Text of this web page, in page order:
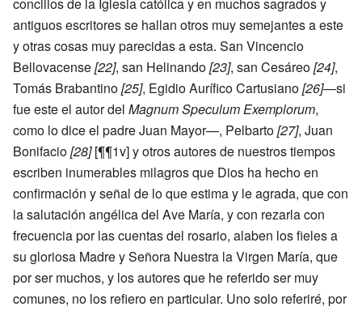
concilios de la Iglesia católica y en muchos sagrados y
antiguos escritores se hallan otros muy semejantes a este
y otras cosas muy parecidas a esta. San Vincencio
Bellovacense[22], san Helinando[23], san Cesáreo[24],
Tomás Brabantino[25], Egidio Aurífico Cartusiano[26]—si
fue este el autor del Magnum Speculum Exemplorum,
como lo dice el padre Juan Mayor—, Pelbarto[27], Juan
Bonifacio[28][¶¶1v] y otros autores de nuestros tiempos
escriben inumerables milagros que Dios ha hecho en
confirmación y señal de lo que estima y le agrada, que con
la salutación angélica del Ave María, y con rezarla con
frecuencia por las cuentas del rosario, alaben los fieles a
su gloriosa Madre y Señora Nuestra la Virgen María, que
por ser muchos, y los autores que he referido ser muy
comunes, no los refiero en particular. Uno solo referiré, por